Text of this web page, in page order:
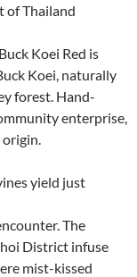
of Thailand
Koei Red is
Koei, naturally
forest. Hand-
enterprise,
yield just
The
District infuse
mist-kissed